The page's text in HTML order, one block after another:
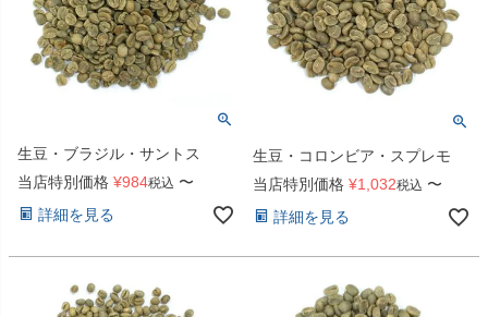
生豆・ブラジル・サントス
当店特別価格 ¥984税込 〜
詳細を見る
生豆・コロンビア・スプレモ
当店特別価格 ¥1,032税込 〜
詳細を見る